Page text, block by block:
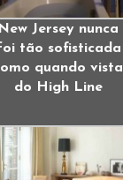
New Jersey nunca
tão sofisticada
quando vista
do High Line